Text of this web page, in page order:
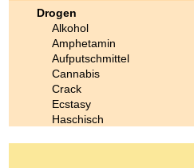
Drogen
Alkohol
Amphetamin
Aufputschmittel
Cannabis
Crack
Ecstasy
Haschisch